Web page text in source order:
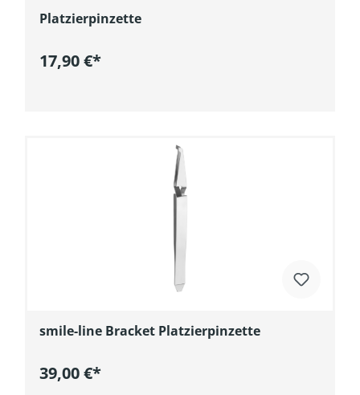
Platzierpinzette
17,90 €*
smile-line Bracket Platzierpinzette
39,00 €*